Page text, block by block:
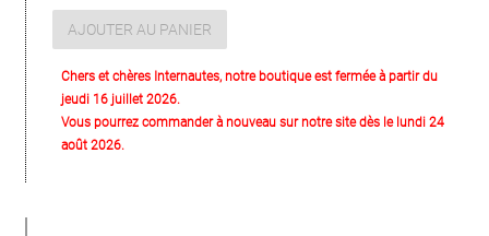
AJOUTER AU PANIER
Chers et chères Internautes, notre boutique est fermée à partir du
jeudi 16 juillet 2026.
Vous pourrez commander à nouveau sur notre site dès le lundi 24
août 2026.